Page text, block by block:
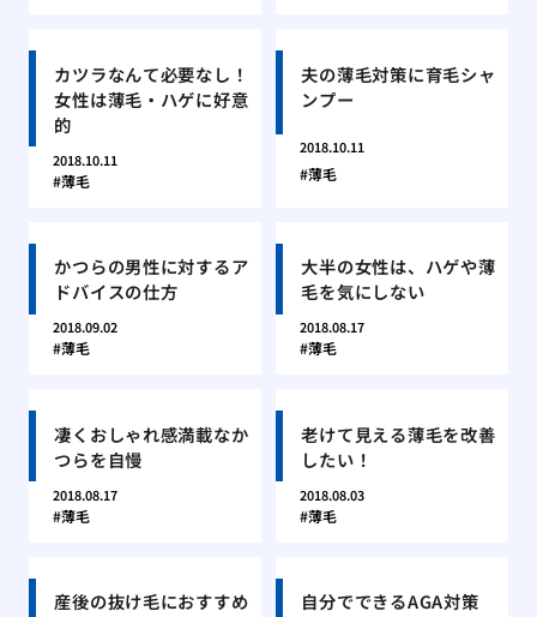
カツラなんて必要なし！
女性は薄毛・ハゲに好意
的
2018.10.11
薄毛
夫の薄毛対策に育毛シャ
ンプー
2018.10.11
薄毛
かつらの男性に対するア
ドバイスの仕方
2018.09.02
薄毛
大半の女性は、ハゲや薄
毛を気にしない
2018.08.17
薄毛
凄くおしゃれ感満載なか
つらを自慢
2018.08.17
薄毛
老けて見える薄毛を改善
したい！
2018.08.03
薄毛
産後の抜け毛におすすめ
自分でできるAGA対策